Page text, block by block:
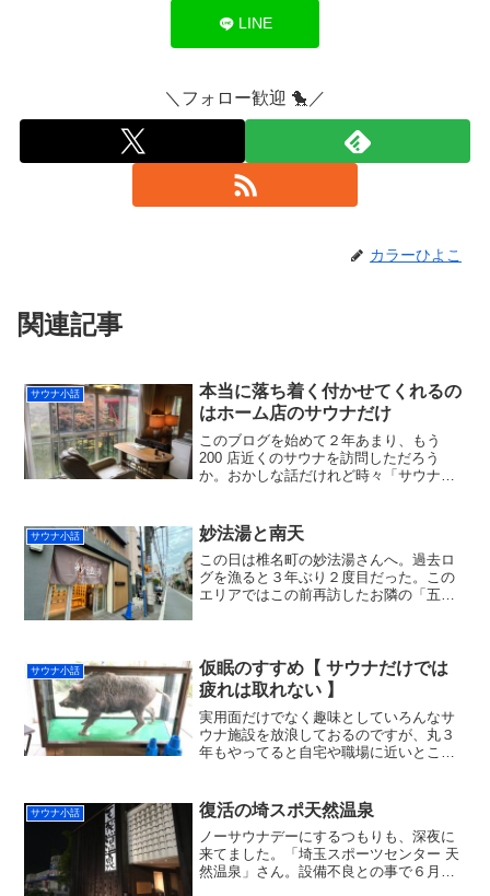
LINE
＼フォロー歓迎 🐤／
カラーひよこ
関連記事
サウナ小話
本当に落ち着く付かせてくれるの
はホーム店のサウナだけ
このブログを始めて２年あまり、もう
200 店近くのサウナを訪問しただろう
か。おかしな話だけれど時々「サウナ疲
ると「疲れる」という無限ループに陥っ
ている。こんなブログを...
サウナ小話 妙法湯と南天
この日は椎名町の妙法湯さんへ。過去ロ
グを漁ると３年ぶり２度目だった。この
エリアではこの前再訪したお隣の「五色
目当て。。あらかじめ S...
サウナ小話
仮眠のすすめ【 サウナだけでは
疲れは取れない 】
実用面だけでなく趣味としていろんなサ
ウナ施設を放浪しておるのですが、丸３
年もやってると自宅や職場に近いところ
乗り、早起きして車で、サ旅などと称し
て月に一度のサウナ旅行等...
サウナ小話 復活の埼スポ天然温泉
ノーサウナデーにするつもりも、深夜に
来てました。「埼玉スポーツセンター 天
然温泉」さん。設備不良との事で６月か